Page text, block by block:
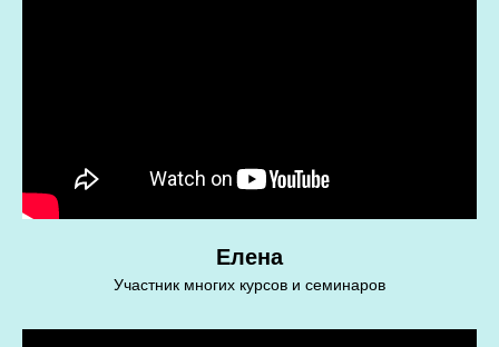
Елена
Участник многих курсов и семинаров